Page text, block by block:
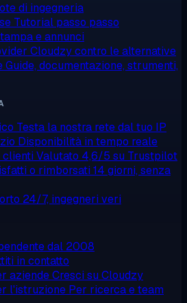
di ingegneria
Tutorial passo passo
e annunci
Cloudzy contro le alternative
Guide, documentazione, strumenti,
Testa la nostra rete dal tuo IP
Disponibilità in tempo reale
clienti Valutato 4,6/5 su Trustpilot
o rimborsati 14 giorni, senza
24/7, ingegneri veri
dal 2008
in contatto
aziendeCresci su Cloudzy
l'istruzione Per ricerca e team